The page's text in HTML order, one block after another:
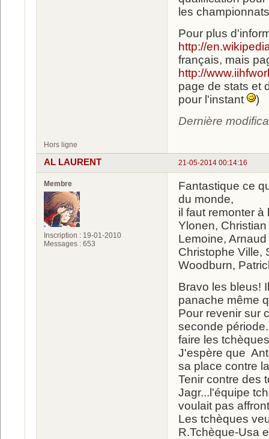
les
Pour plus
http://
français, mais
http://
page de stats et
pour l'instant
)
Dernière
Hors ligne
21-05-2014 00:14:16
AL LAURENT
Membre
Inscription : 19-01-2010
Messages : 653
Fantastique ce
du monde,
il faut remonter
Ylonen,
Lemoine,
Christophe Ville,
Woodburn,
Bravo les bleus!
panache même
Pour revenir sur
seconde
faire les
J'espère que
sa place contre
Tenir contre des
Jagr...l'équipe
voulait pas
Les tchèques
R.Tchèque-Usa